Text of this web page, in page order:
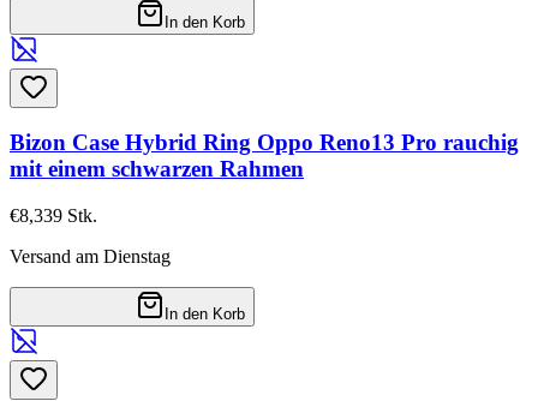
In den Korb
Bizon Case Hybrid Ring Oppo Reno13 Pro rauchig
mit einem schwarzen Rahmen
€8,339 Stk.
Versand am Dienstag
In den Korb